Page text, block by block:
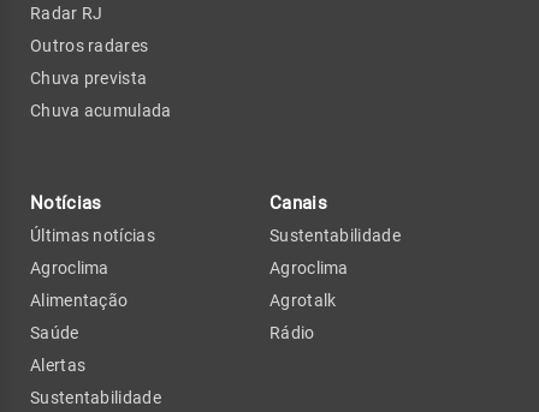
Radar RJ
Outros radares
Chuva prevista
Chuva acumulada
Notícias
Últimas notícias
Agroclima
Alimentação
Saúde
Alertas
Sustentabilidade
Canais
Sustentabilidade
Agroclima
Agrotalk
Rádio